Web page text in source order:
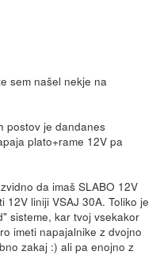
sem našel nekje na
postov je dandanes
plato+rame 12V pa
da imaš SLABO 12V
liniji VSAJ 30A. Toliko je
sisteme, kar tvoj vsekakor
imeti napajalnike z dvojno
zakaj :) ali pa enojno z